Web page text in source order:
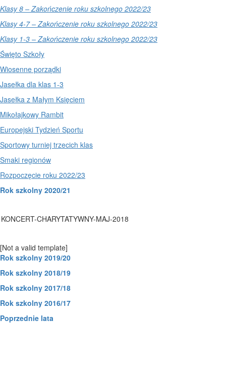
Klasy 8 – Zakończenie roku szkolnego 2022/23
Klasy 4-7 – Zakończenie roku szkolnego 2022/23
Klasy 1-3 – Zakończenie roku szkolnego 2022/23
Święto Szkoły
Wiosenne porządki
Jasełka dla klas 1-3
Jasełka z Małym Księciem
Mikołajkowy Rambit
Europejski Tydzień Sportu
Sportowy turniej trzecich klas
Smaki regionów
Rozpoczęcie roku 2022/23
Rok szkolny 2020/21
KONCERT-CHARYTATYWNY-MAJ-2018
[Not a valid template]
Rok szkolny 2019/20
Rok szkolny 2018/19
Rok szkolny 2017/18
Rok szkolny 2016/17
Poprzednie lata